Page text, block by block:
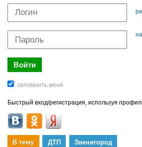
Быстрый вход/регистрация, используя
В тему ДТП Звенигород